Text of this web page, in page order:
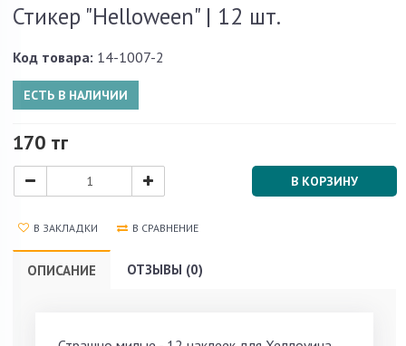
Стикер "Helloween" | 12 шт.
Код товара: 14-1007-2
ЕСТЬ В НАЛИЧИИ
170 тг
В КОРЗИНУ
В ЗАКЛАДКИ В СРАВНЕНИЕ
ОПИСАНИЕ ОТЗЫВЫ (0)